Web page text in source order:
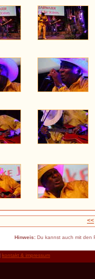
<<
Hinweis:Du kannst auch mit den
kontakt & impressum